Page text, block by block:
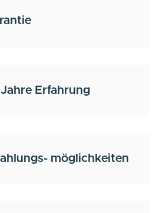
Erfahrung
möglichkeiten